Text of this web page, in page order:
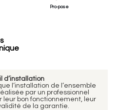
Pro-pose
d’installation
l’installation de l’ensemble
par un professionnel
leur bon fonctionnement, leur
de la garantie.